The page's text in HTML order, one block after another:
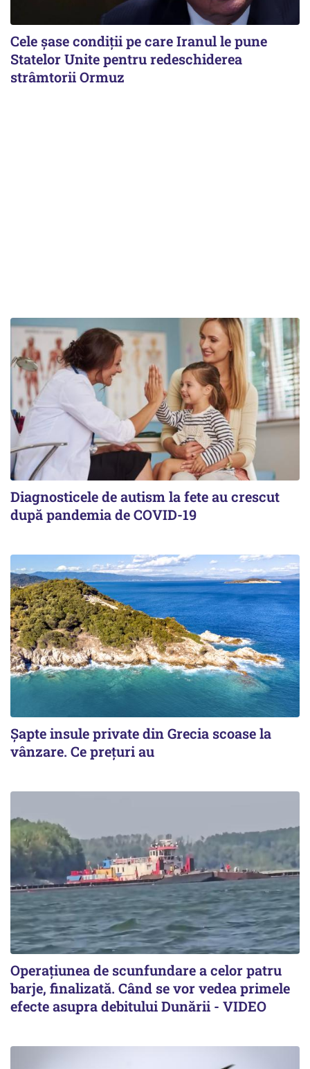
Cele șase condiții pe care Iranul le pune
Statelor Unite pentru redeschiderea
strâmtorii Ormuz
Diagnosticele de autism la fete au crescut
după pandemia de COVID-19
Șapte insule private din Grecia scoase la
vânzare. Ce prețuri au
Operațiunea de scunfundare a celor patru
barje, finalizată. Când se vor vedea primele
efecte asupra debitului Dunării - VIDEO